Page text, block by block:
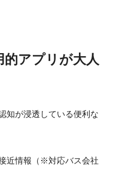
アプリが大人
知が浸透している便利な
近情報（※対応バス会社